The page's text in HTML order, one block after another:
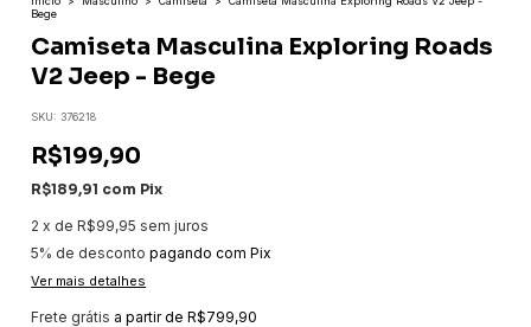
Bege
Camiseta Masculina Exploring Roads
V2 Jeep - Bege
SKU: 376218
R$199,90
R$189,91 com Pix
2 x deR$99,95 sem juros
5% de desconto pagando com Pix
Ver mais detalhes
Frete grátis a partir deR$799,90